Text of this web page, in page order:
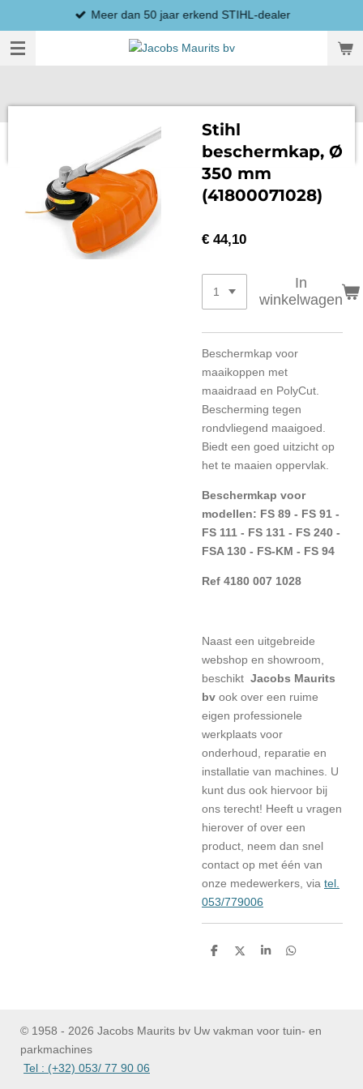
direct
naar
Meer dan 50 jaar erkend STIHL-dealer
Stihl
beschermkap, Ø
350 mm
(41800071028)
€ 44,10
In
winkelwagen
Beschermkap voor
maaikoppen met
maaidraad en PolyCut.
Bescherming tegen
rondvliegend maaigoed.
Biedt een goed uitzicht op
het te maaien oppervlak.
Beschermkap voor
modellen: FS 89 - FS 91 -
FS 111 - FS 131 - FS 240 -
FSA 130 - FS-KM - FS 94
Ref 4180 007 1028
Naast een uitgebreide
webshop en showroom,
beschikt Jacobs Maurits
bv ook over een ruime
eigen professionele
werkplaats voor
onderhoud, reparatie en
installatie van machines. U
kunt dus ook hiervoor bij
ons terecht! Heeft u vragen
hierover of over een
product, neem dan snel
contact op met één van
onze medewerkers, via tel.
053/779006
D
D
S
D
© 1958 - 2026 Jacobs Maurits bv Uw vakman voor tuin- en
parkmachines
Tel : (+32) 053/ 77 90 06